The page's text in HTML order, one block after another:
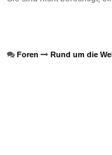
Foren Rund um die